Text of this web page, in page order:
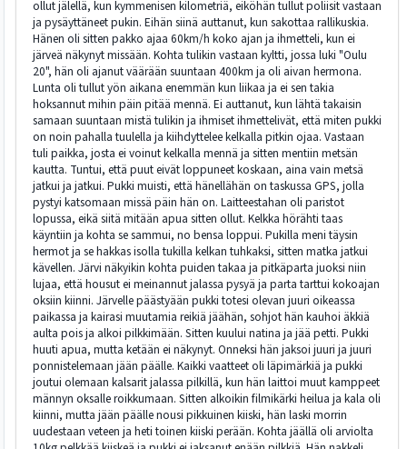
ollut jälellä, kun kymmenisen kilometriä, eiköhän tullut poliisit vastaan
ja pysäyttäneet pukin. Eihän siinä auttanut, kun sakottaa rallikuskia.
Hänen oli sitten pakko ajaa 60km/h koko ajan ja ihmetteli, kun ei
järveä näkynyt missään. Kohta tulikin vastaan kyltti, jossa luki "Oulu
20", hän oli ajanut väärään suuntaan 400km ja oli aivan hermona.
Lunta oli tullut yön aikana enemmän kun liikaa ja ei sen takia
hoksannut mihin päin pitää mennä. Ei auttanut, kun lähtä takaisin
samaan suuntaan mistä tulikin ja ihmiset ihmettelivät, että miten pukki
on noin pahalla tuulella ja kiihdyttelee kelkalla pitkin ojaa. Vastaan
tuli paikka, josta ei voinut kelkalla mennä ja sitten mentiin metsän
kautta. Tuntui, että puut eivät loppuneet koskaan, aina vain metsä
jatkui ja jatkui. Pukki muisti, että hänellähän on taskussa GPS, jolla
pystyi katsomaan missä päin hän on. Laitteestahan oli paristot
lopussa, eikä siitä mitään apua sitten ollut. Kelkka hörähti taas
käyntiin ja kohta se sammui, no bensa loppui. Pukilla meni täysin
hermot ja se hakkas isolla tukilla kelkan tuhkaksi, sitten matka jatkui
kävellen. Järvi näkyikin kohta puiden takaa ja pitkäparta juoksi niin
lujaa, että housut ei meinannut jalassa pysyä ja parta tarttui kokoajan
oksiin kiinni. Järvelle päästyään pukki totesi olevan juuri oikeassa
paikassa ja kairasi muutamia reikiä jäähän, sohjot hän kauhoi äkkiä
aulta pois ja alkoi pilkkimään. Sitten kuului natina ja jää petti. Pukki
huuti apua, mutta ketään ei näkynyt. Onneksi hän jaksoi juuri ja juuri
ponnistelemaan jään päälle. Kaikki vaatteet oli läpimärkiä ja pukki
joutui olemaan kalsarit jalassa pilkillä, kun hän laittoi muut kamppeet
männyn oksalle roikkumaan. Sitten alkoikin filmikärki heilua ja kala oli
kiinni, mutta jään päälle nousi pikkuinen kiiski, hän laski morrin
uudestaan veteen ja heti toinen kiiski perään. Kohta jäällä oli arviolta